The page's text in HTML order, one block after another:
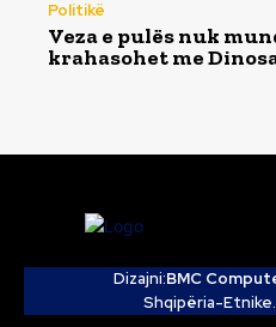
Politikë
Veza e pulës nuk
krahasohet me
Dizajni:BMC
Shqipëria-